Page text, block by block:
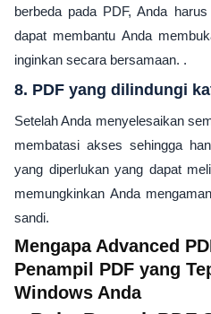
berbeda pada PDF, Anda
dapat membantu Anda
inginkan secara bersamaan. .
8. PDF yang dilindungi
Setelah Anda menyelesaikan
membatasi akses sehingga
yang diperlukan yang dapat
memungkinkan Anda
sandi.
Mengapa Advanced
Penampil PDF yang
Windows Anda